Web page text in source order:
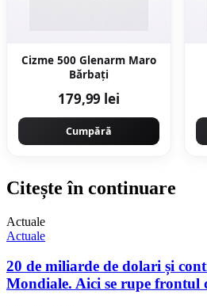
Cizme 500 Glenarm Maro
Bărbați
179,99 lei
Cumpără
Citește în continuare
Actuale
Actuale
20 de miliarde de dolari și
Mondiale. Aici se rupe